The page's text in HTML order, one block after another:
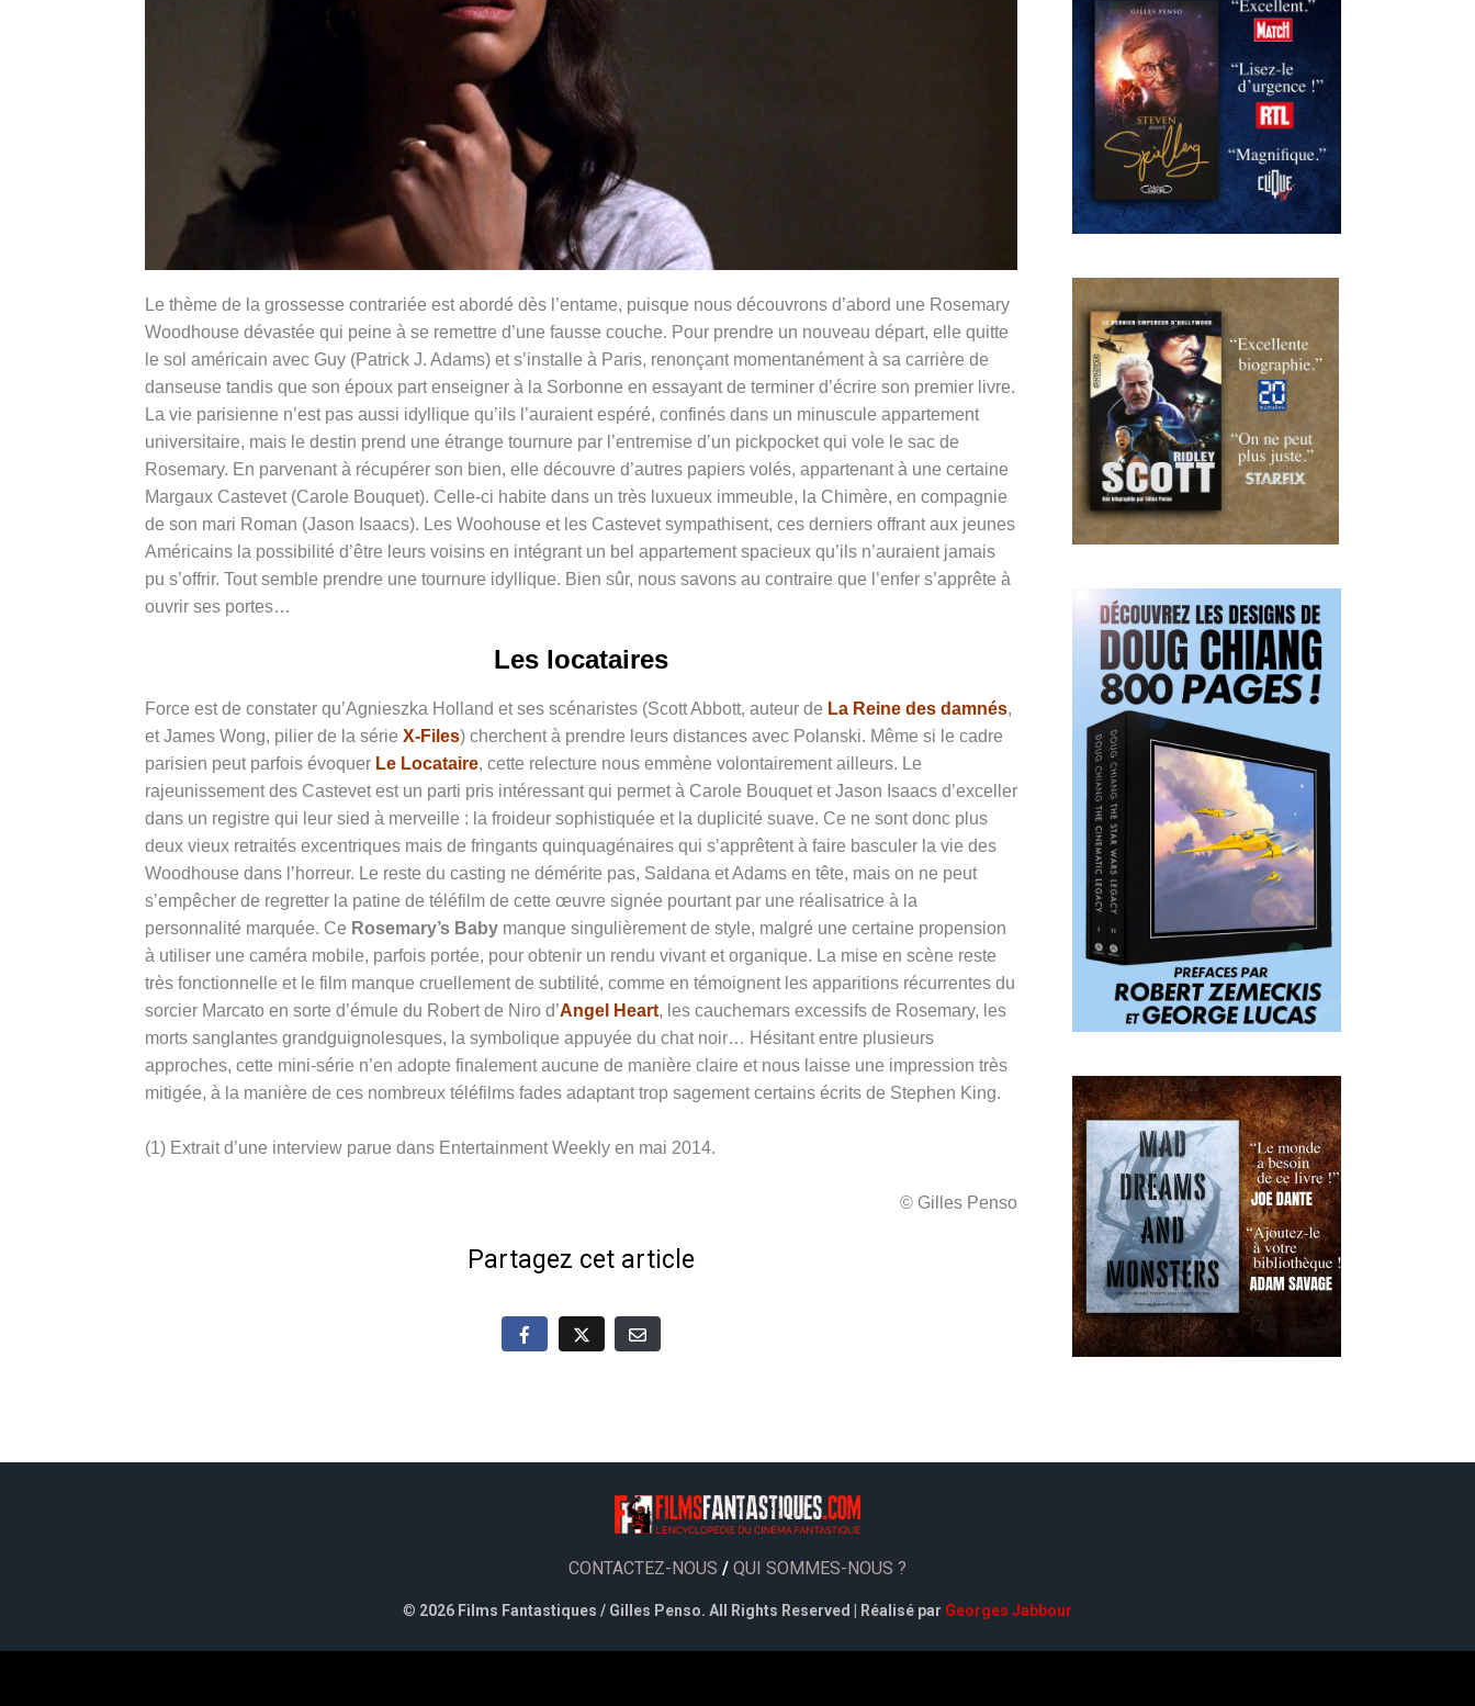
Le thème de la grossesse contrariée est abordé dès l’entame, puisque nous découvrons d’abord une Rosemary
Woodhouse dévastée qui peine à se remettre d’une fausse couche. Pour prendre un nouveau départ, elle quitte
le sol américain avec Guy (Patrick J. Adams) et s’installe à Paris, renonçant momentanément à sa carrière de
danseuse tandis que son époux part enseigner à la Sorbonne en essayant de terminer d’écrire son premier livre.
La vie parisienne n’est pas aussi idyllique qu’ils l’auraient espéré, confinés dans un minuscule appartement
universitaire, mais le destin prend une étrange tournure par l’entremise d’un pickpocket qui vole le sac de
Rosemary. En parvenant à récupérer son bien, elle découvre d’autres papiers volés, appartenant à une certaine
Margaux Castevet (Carole Bouquet). Celle-ci habite dans un très luxueux immeuble, la Chimère, en compagnie
de son mari Roman (Jason Isaacs). Les Woohouse et les Castevet sympathisent, ces derniers offrant aux jeunes
Américains la possibilité d’être leurs voisins en intégrant un bel appartement spacieux qu’ils n’auraient jamais
pu s’offrir. Tout semble prendre une tournure idyllique. Bien sûr, nous savons au contraire que l’enfer s’apprête à
ouvrir ses portes…
Les locataires
Force est de constater qu’Agnieszka Holland et ses scénaristes (Scott Abbott, auteur de La Reine des damnés,
et James Wong, pilier de la série X-Files) cherchent à prendre leurs distances avec Polanski. Même si le cadre
parisien peut parfois évoquer Le Locataire, cette relecture nous emmène volontairement ailleurs. Le
rajeunissement des Castevet est un parti pris intéressant qui permet à Carole Bouquet et Jason Isaacs d’exceller
dans un registre qui leur sied à merveille : la froideur sophistiquée et la duplicité suave. Ce ne sont donc plus
deux vieux retraités excentriques mais de fringants quinquagénaires qui s’apprêtent à faire basculer la vie des
Woodhouse dans l’horreur. Le reste du casting ne démérite pas, Saldana et Adams en tête, mais on ne peut
s’empêcher de regretter la patine de téléfilm de cette œuvre signée pourtant par une réalisatrice à la
personnalité marquée. Ce Rosemary’s Baby manque singulièrement de style, malgré une certaine propension
à utiliser une caméra mobile, parfois portée, pour obtenir un rendu vivant et organique. La mise en scène reste
très fonctionnelle et le film manque cruellement de subtilité, comme en témoignent les apparitions récurrentes du
sorcier Marcato en sorte d’émule du Robert de Niro d’Angel Heart, les cauchemars excessifs de Rosemary, les
morts sanglantes grandguignolesques, la symbolique appuyée du chat noir… Hésitant entre plusieurs
approches, cette mini-série n’en adopte finalement aucune de manière claire et nous laisse une impression très
mitigée, à la manière de ces nombreux téléfilms fades adaptant trop sagement certains écrits de Stephen King.
(1) Extrait d’une interview parue dans Entertainment Weekly en mai 2014.
© Gilles Penso
Partagez cet article
CONTACTEZ-NOUS / QUI SOMMES-NOUS ?
© 2026 Films Fantastiques / Gilles Penso. All Rights Reserved | Réalisé par Georges Jabbour